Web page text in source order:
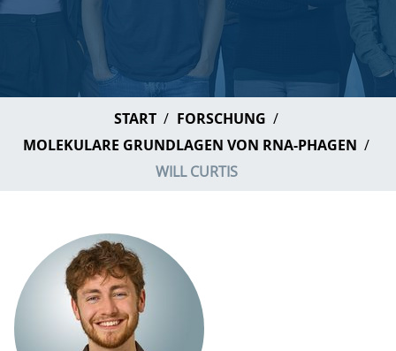
START
FORSCHUNG
MOLEKULARE GRUNDLAGEN VON RNA-PHAGEN
WILL CURTIS